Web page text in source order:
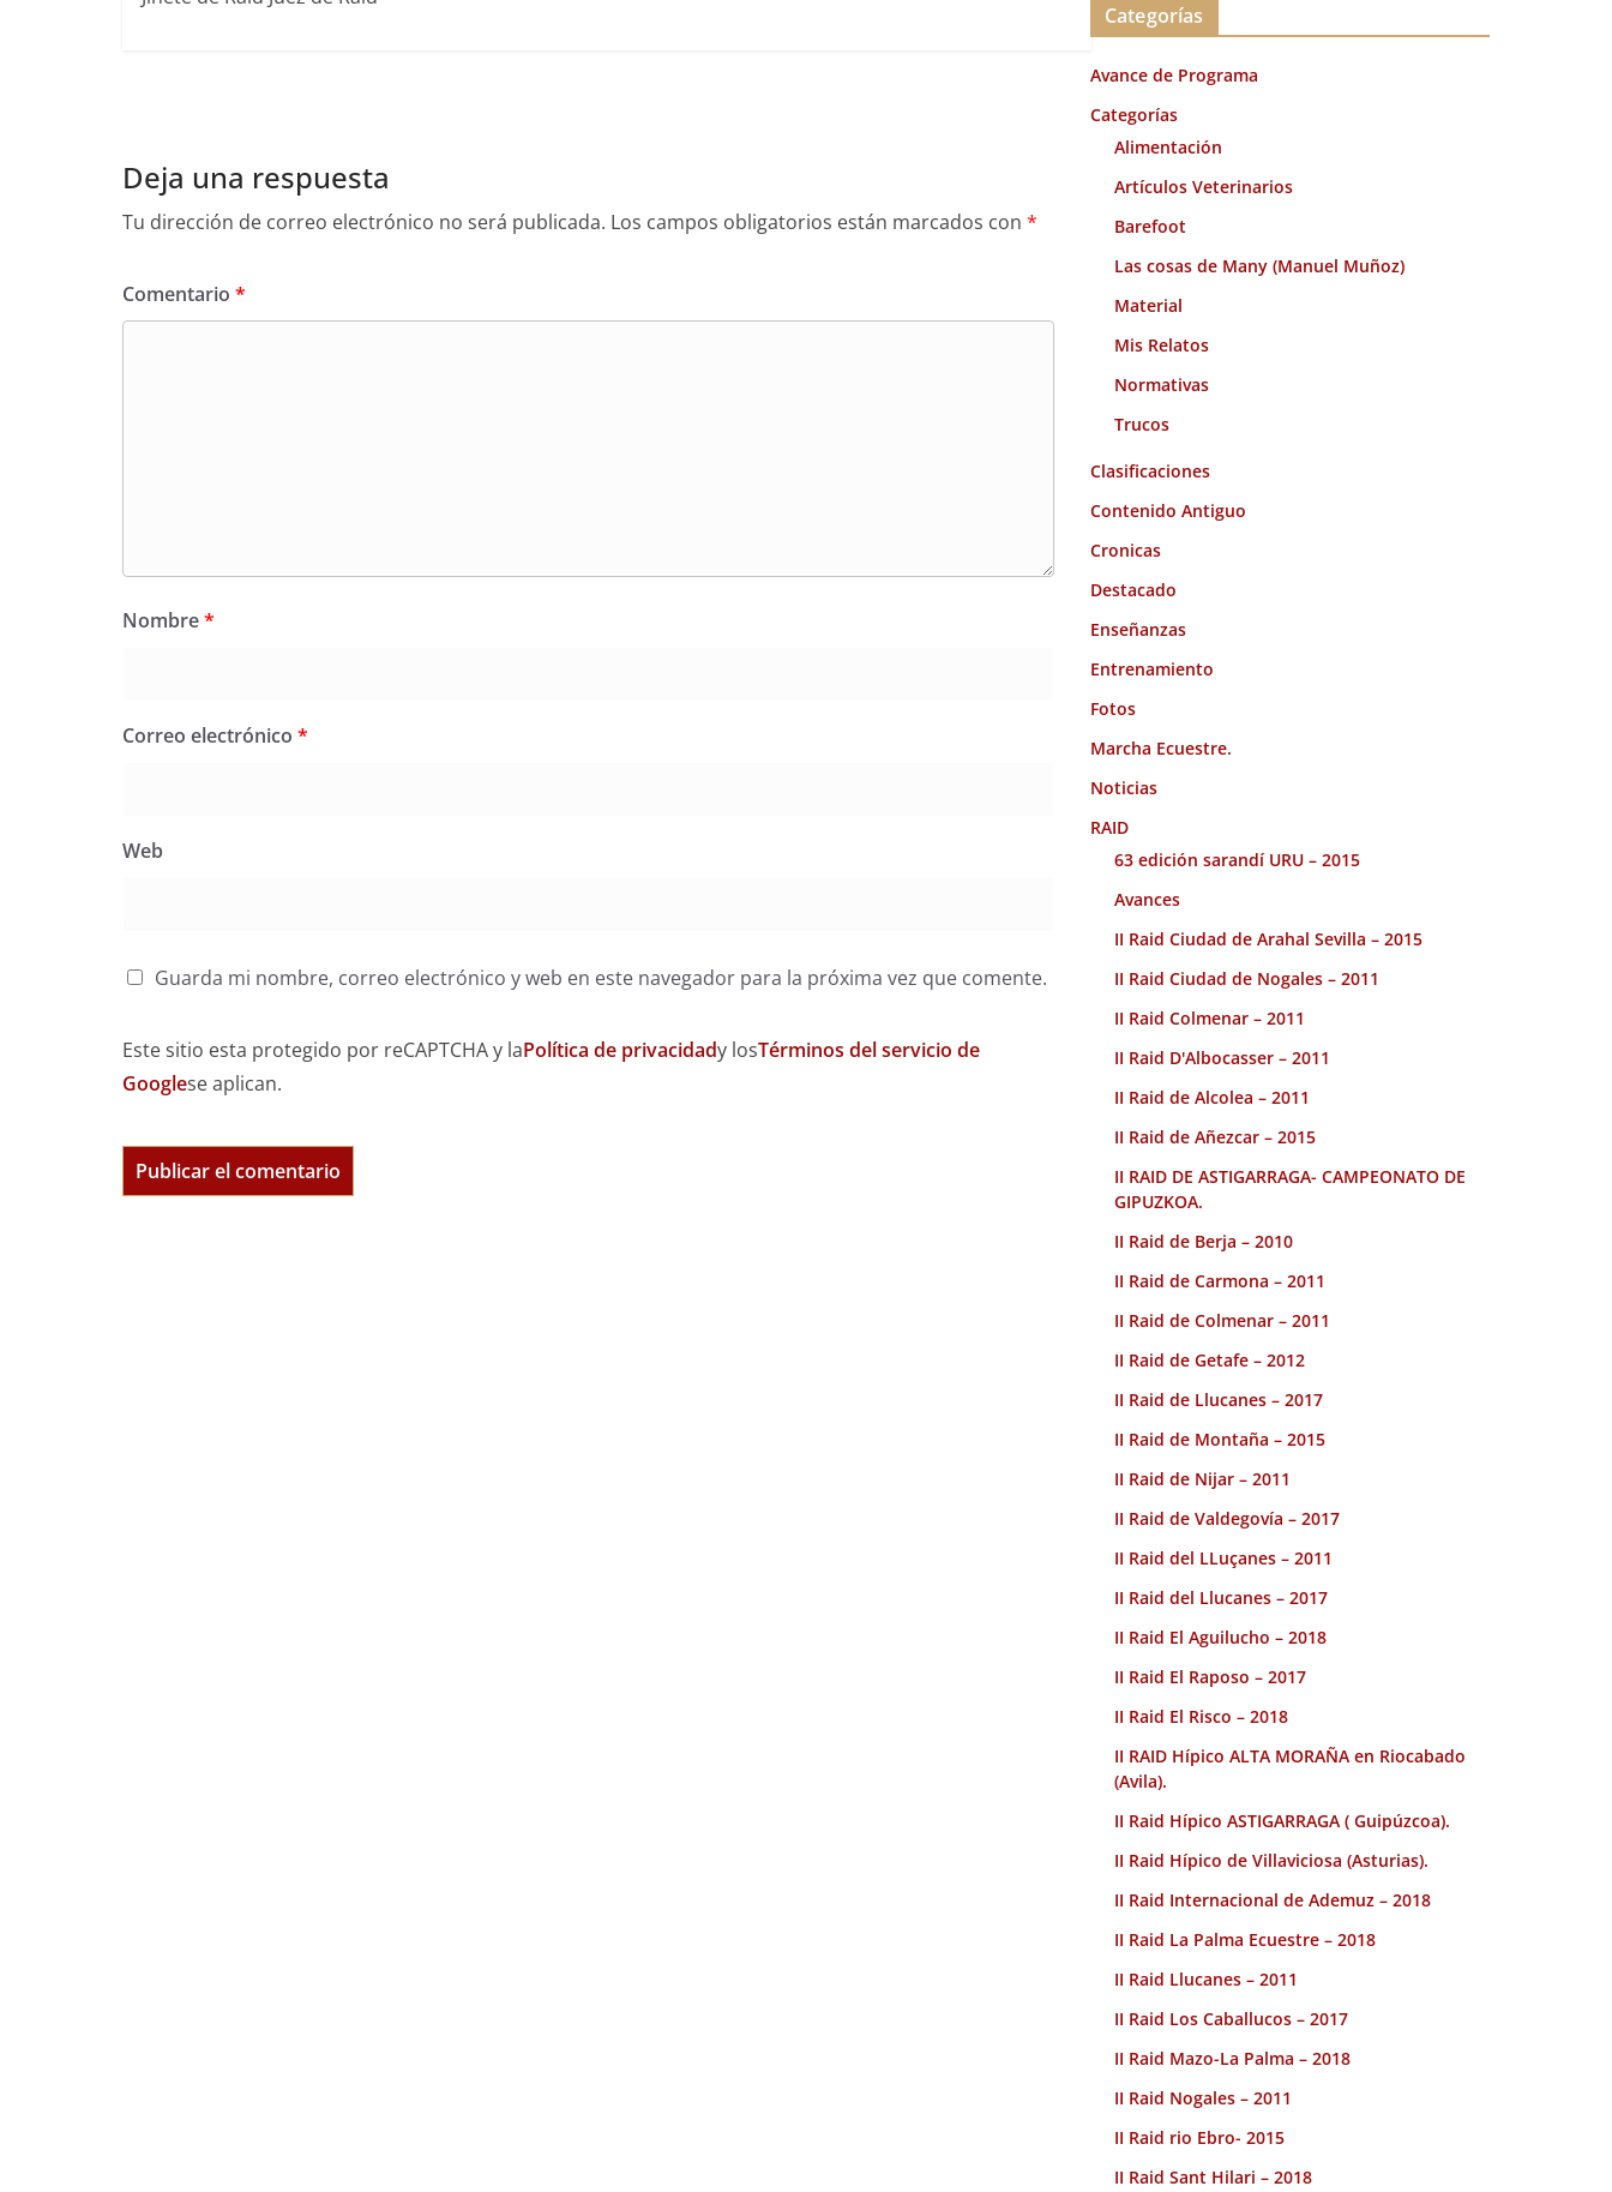
Deja una respuesta
Tu dirección de correo electrónico no será publicada. Los campos obligatorios están marcados con *
Comentario *
Nombre*
Correo electrónico *
Web
Guarda mi nombre, correo electrónico y web en este navegador para la próxima vez que comente.
Este sitio esta protegido por reCAPTCHA y laPolítica de privacidady losTérminos del servicio de
Googlese aplican.
v
o
Categorías
Avance de Programa
Categorías
Alimentación
Artículos Veterinarios
Barefoot
Las cosas de Many (Manuel Muñoz)
Material
Mis Relatos
Normativas
Trucos
Clasificaciones
Contenido Antiguo
Cronicas
Destacado
Enseñanzas
Entrenamiento
Fotos
Marcha Ecuestre.
Noticias
RAID
63 edición sarandí URU – 2015
Avances
II Raid Ciudad de Arahal Sevilla – 2015
II Raid Ciudad de Nogales – 2011
II Raid Colmenar – 2011
II Raid D'Albocasser – 2011
II Raid de Alcolea – 2011
II Raid de Añezcar – 2015
II RAID DE ASTIGARRAGA- CAMPEONATO DE
GIPUZKOA.
II Raid de Berja – 2010
II Raid de Carmona – 2011
II Raid de Colmenar – 2011
II Raid de Getafe – 2012
II Raid de Llucanes – 2017
II Raid de Montaña – 2015
II Raid de Nijar – 2011
II Raid de Valdegovía – 2017
II Raid del LLuçanes – 2011
II Raid del Llucanes – 2017
II Raid El Aguilucho – 2018
II Raid El Raposo – 2017
II Raid El Risco – 2018
II RAID Hípico ALTA MORAÑA en Riocabado
(Avila).
II Raid Hípico ASTIGARRAGA ( Guipúzcoa).
II Raid Hípico de Villaviciosa (Asturias).
II Raid Internacional de Ademuz – 2018
II Raid La Palma Ecuestre – 2018
II Raid Llucanes – 2011
II Raid Los Caballucos – 2017
II Raid Mazo-La Palma – 2018
II Raid Nogales – 2011
II Raid rio Ebro- 2015
II Raid Sant Hilari – 2018